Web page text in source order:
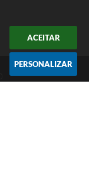
ACEITAR
PERSONALIZAR